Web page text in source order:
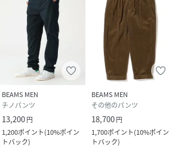
ックなコットンチノトラウザーズ。
ルムは健在です。裾はやや短めのダブ
選択肢が豊富です。
スプラス
こない本物の男服”をコンセプトに、次
ルウェアのオーセンティックを追求し
メンズ
BEAMS MEN
チノパンツ
13,200円
1,200ポイント(10%ポイン
トバック)
BEAMS MEN
その他のパンツ
18,700円
1,700ポイント(10%ポイン
トバック)